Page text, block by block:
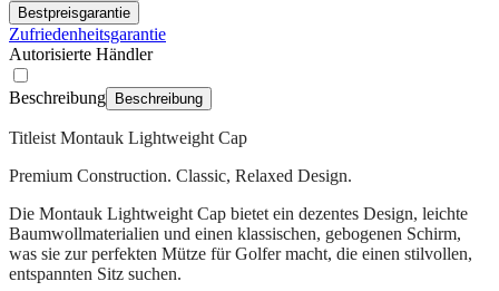
Bestpreisgarantie
Zufriedenheitsgarantie
Autorisierte Händler
Beschreibung Beschreibung
Titleist Montauk Lightweight Cap
Premium Construction. Classic, Relaxed Design.
Die Montauk Lightweight Cap bietet ein dezentes Design, leichte
Baumwollmaterialien und einen klassischen, gebogenen Schirm,
was sie zur perfekten Mütze für Golfer macht, die einen stilvollen,
entspannten Sitz suchen.